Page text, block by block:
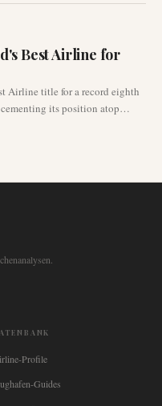
Best Airline for
Airline title for a record eighth
its position atop
Profile
Guides